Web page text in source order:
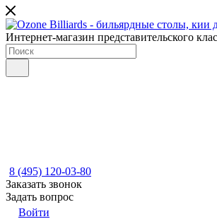
Интернет-магазин представительского
8 (495) 120-03-80
Заказать звонок
Задать вопрос
Войти